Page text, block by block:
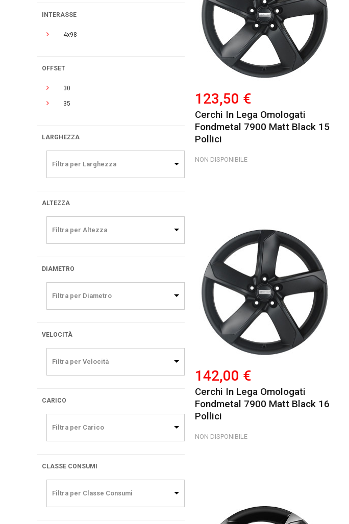
INTERASSE
4x98
OFFSET
30
35
LARGHEZZA
Filtra per Larghezza
ALTEZZA
Filtra per Altezza
DIAMETRO
Filtra per Diametro
VELOCITÀ
Filtra per Velocità
CARICO
Filtra per Carico
CLASSE CONSUMI
Filtra per Classe Consumi
123,50 €
Cerchi In Lega Omologati
Fondmetal 7900 Matt Black 15
Pollici
NON DISPONIBILE
142,00 €
Cerchi In Lega Omologati
Fondmetal 7900 Matt Black 16
Pollici
NON DISPONIBILE